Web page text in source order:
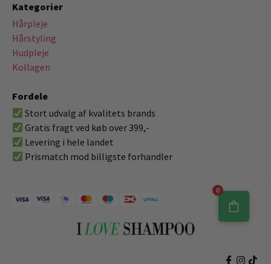
Kategorier
Hårpleje
Hårstyling
Hudpleje
Kollagen
Fordele
Stort udvalg af kvalitets brands
Gratis fragt ved køb over 399,-
Levering i hele landet
Prismatch mod billigste forhandler
0